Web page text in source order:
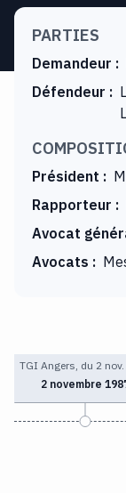
PARTIES
Demandeur :
Défendeur :
Président :
Rapporteur :
Avocat
Avocats :
TGI Angers, du 2
2 novembre